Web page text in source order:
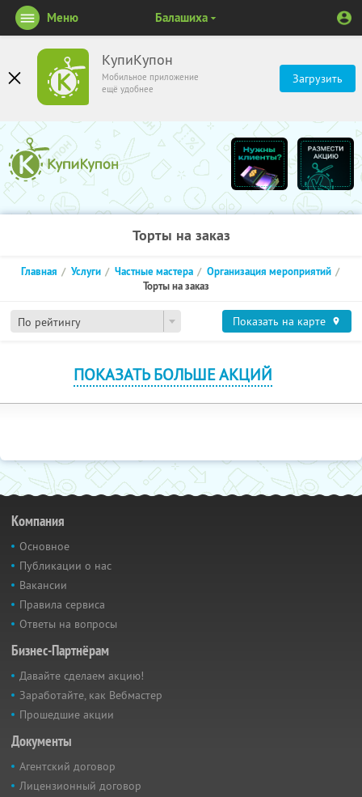
КупиКупон
Мобильное приложение
ещё удобнее
Загрузить
Меню Балашиха
Торты на заказ
По рейтингу
Главная Услуги Частные мастера
Организация мероприятий
Торты на заказ
Показать на карте
ПОКАЗАТЬ БОЛЬШЕ АКЦИЙ
Компания
Основное
Публикации о нас
Вакансии
Правила сервиса
Ответы на вопросы
Бизнес-Партнёрам
Давайте сделаем акцию!
Заработайте, как Вебмастер
Прошедшие акции
Документы
Агентский договор
Лицензионный договор